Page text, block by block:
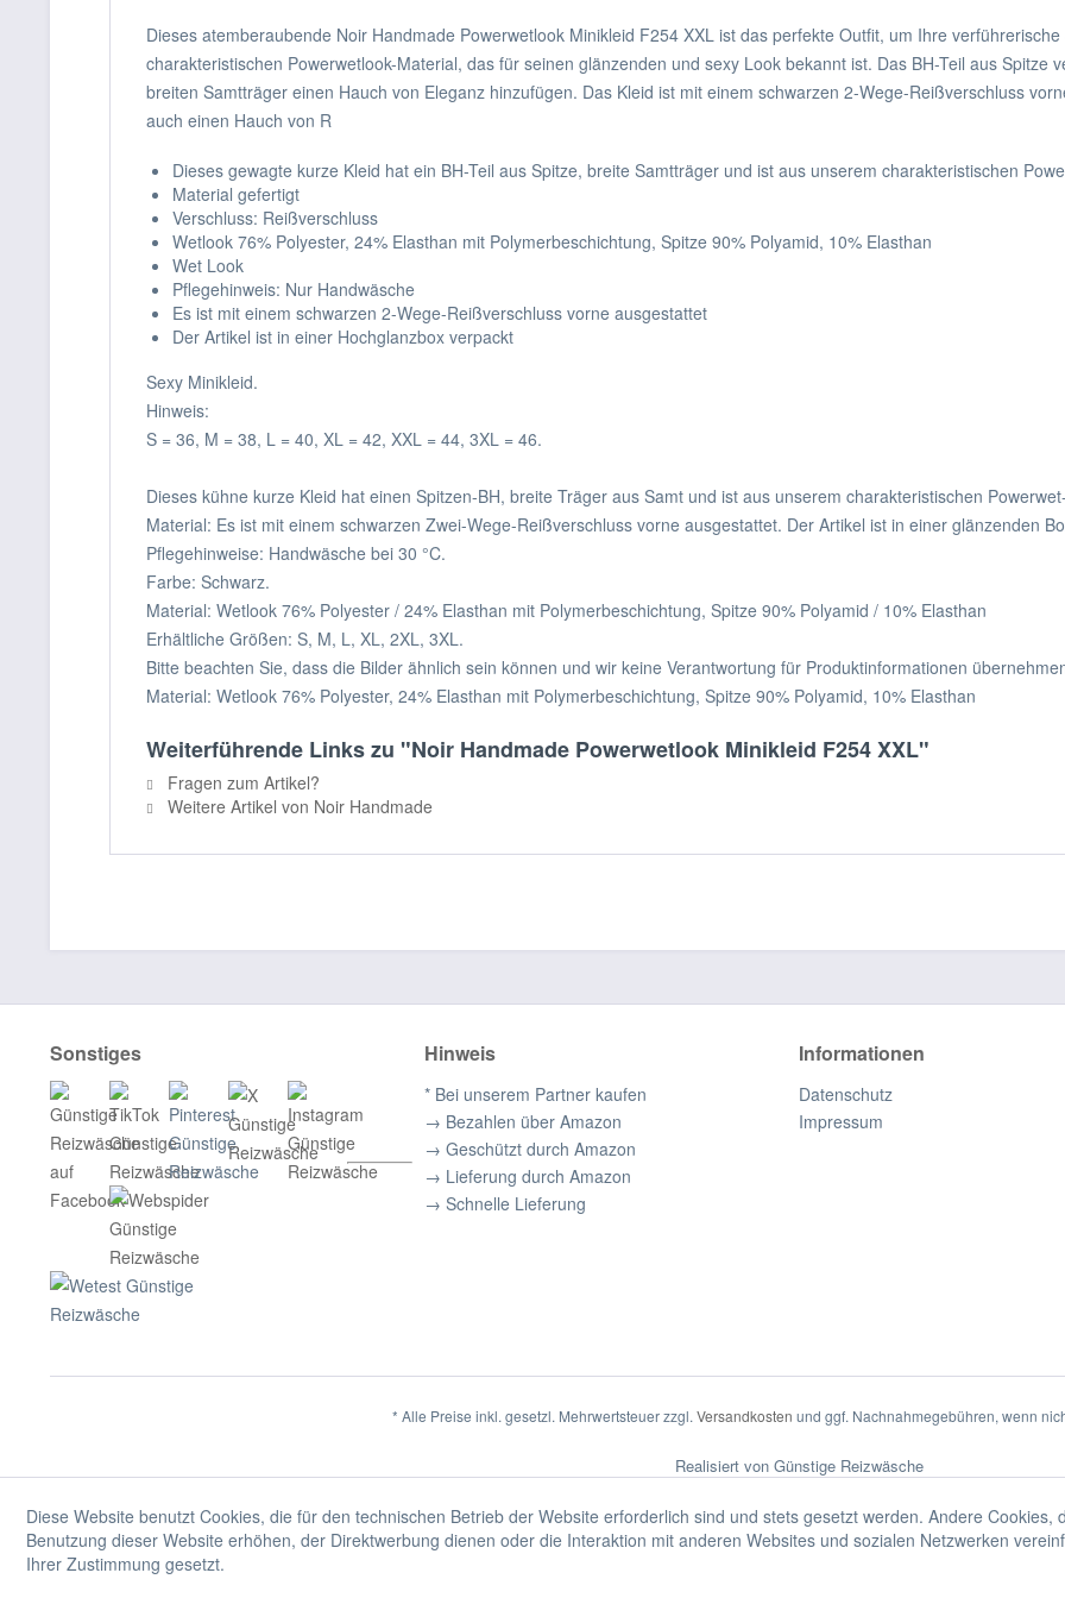
Dieses atemberaubende Noir Handmade Powerwetlook Minikleid F254 XXL ist das perfekte Outfit, um Ihre
charakteristischen Powerwetlook-Material, das für seinen glänzenden und sexy Look bekannt ist. Das BH-Teil aus Spitze
breiten Samtträger einen Hauch von Eleganz hinzufügen. Das Kleid ist mit einem schwarzen 2-Wege-Reißverschluss
auch einen Hauch von R
Dieses gewagte kurze Kleid hat ein BH-Teil aus Spitze, breite Samtträger und ist aus unserem charakteristischen
Material gefertigt
Verschluss: Reißverschluss
Wetlook 76% Polyester, 24% Elasthan mit Polymerbeschichtung, Spitze 90% Polyamid, 10% Elasthan
Wet Look
Pflegehinweis: Nur Handwäsche
Es ist mit einem schwarzen 2-Wege-Reißverschluss vorne ausgestattet
Der Artikel ist in einer Hochglanzbox verpackt
Sexy Minikleid.
Hinweis:
S = 36, M = 38, L = 40, XL = 42, XXL = 44, 3XL = 46.
Dieses kühne kurze Kleid hat einen Spitzen-BH, breite Träger aus Samt und ist aus unserem charakteristischen
Material: Es ist mit einem schwarzen Zwei-Wege-Reißverschluss vorne ausgestattet. Der Artikel ist in einer glänzenden
Pflegehinweise: Handwäsche bei 30 °C.
Farbe: Schwarz.
Material: Wetlook 76% Polyester / 24% Elasthan mit Polymerbeschichtung, Spitze 90% Polyamid / 10% Elasthan
Erhältliche Größen: S, M, L, XL, 2XL, 3XL.
Bitte beachten Sie, dass die Bilder ähnlich sein können und wir keine Verantwortung für Produktinformationen
Material: Wetlook 76% Polyester, 24% Elasthan mit Polymerbeschichtung, Spitze 90% Polyamid, 10% Elasthan
Weiterführende Links zu "Noir Handmade Powerwetlook Minikleid F254 XXL"
Fragen zum Artikel?
Weitere Artikel von Noir Handmade
Sonstiges Hinweis
* Bei unserem Partner kaufen
→ Bezahlen über Amazon
→ Geschützt durch Amazon
→ Lieferung durch Amazon
→ Schnelle Lieferung
Informationen
Datenschutz
Impressum
* Alle Preise inkl. gesetzl. Mehrwertsteuer zzgl. Versandkosten und ggf. Nachnahmegebühren, wenn
Realisiert von Günstige Reizwäsche
Diese Website benutzt Cookies, die für den technischen Betrieb der Website erforderlich sind und stets gesetzt werden. Andere Cookies,
Benutzung dieser Website erhöhen, der Direktwerbung dienen oder die Interaktion mit anderen Websites und sozialen Netzwerken
Ihrer Zustimmung gesetzt.